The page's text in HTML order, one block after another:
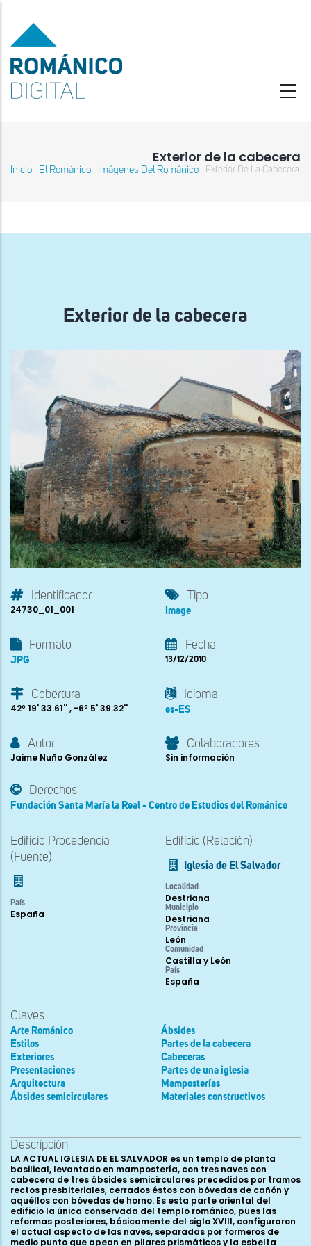
contenido
principal
Exterior de la cabecera
Sobrescribir
navegación
Inicio - El Románico - Imágenes Del Románico - Exterior De La Cabecera
Exterior de la cabecera
Identificador
24730_01_001
Tipo
Image
Formato
JPG
Fecha
13/12/2010
Cobertura
42º 19' 33.61'' , -6º 5' 39.32''
Idioma
es-ES
Autor
Jaime Nuño González
Colaboradores
Sin información
Derechos
Fundación Santa María la Real - Centro de Estudios del Románico
Edificio Procedencia
(Fuente)
País
España
Edificio (Relación)
Iglesia de El Salvador
Localidad
Destriana
Municipio
Destriana
Provincia
León
Comunidad
Castilla y León
País
España
Claves
Arte Románico
Estilos
Exteriores
Presentaciones
Arquitectura
Ábsides semicirculares
Ábsides
Partes de la cabecera
Cabeceras
Partes de una iglesia
Mamposterías
Materiales constructivos
Descripción
LA ACTUAL IGLESIA DE EL SALVADOR es un templo de planta
basilical, levantado en mampostería, con tres naves con
cabecera de tres ábsides semicirculares precedidos por tramos
rectos presbiteriales, cerrados éstos con bóvedas de cañón y
aquéllos con bóvedas de horno. Es esta parte oriental del
edificio la única conservada del templo románico, pues las
reformas posteriores, básicamente del siglo XVIII, configuraron
el actual aspecto de las naves, separadas por formeros de
medio punto que apean en pilares prismáticos y la esbelta